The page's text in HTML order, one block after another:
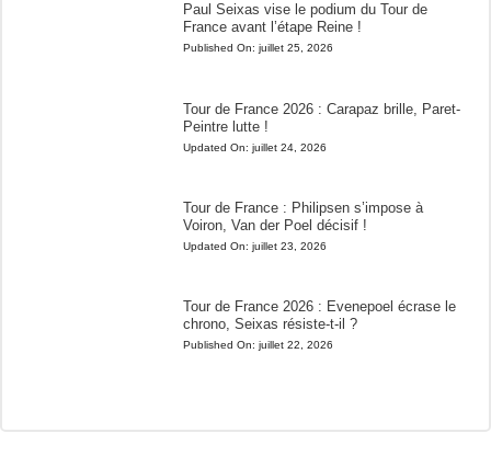
Paul Seixas vise le podium du Tour de
France avant l’étape Reine !
Published On: juillet 25, 2026
Tour de France 2026 : Carapaz brille, Paret-
Peintre lutte !
Updated On: juillet 24, 2026
Tour de France : Philipsen s’impose à
Voiron, Van der Poel décisif !
Updated On: juillet 23, 2026
Tour de France 2026 : Evenepoel écrase le
chrono, Seixas résiste-t-il ?
Published On: juillet 22, 2026